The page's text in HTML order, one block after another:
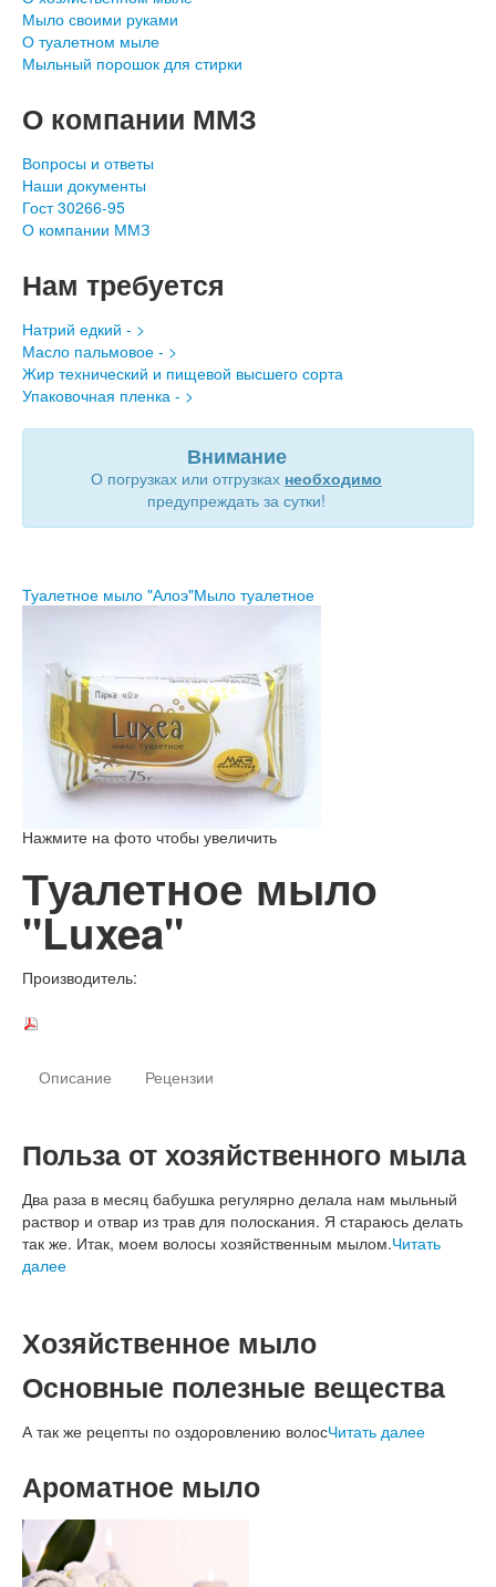
Мыло своими руками
О туалетном мыле
Мыльный порошок для стирки
О компании ММЗ
Вопросы и ответы
Наши документы
Гост 30266-95
О компании ММЗ
Нам требуется
Натрий едкий - >
Масло пальмовое - >
Жир технический и пищевой высшего сорта
Упаковочная пленка - >
Внимание
О погрузках или отгрузках необходимо
предупреждать за сутки!
Туалетное мыло "Алоэ"Мыло туалетное
Нажмите на фото чтобы увеличить
Туалетное мыло
"Luxea"
Производитель:
Описание Рецензии
Польза от хозяйственного мыла
Два раза в месяц бабушка регулярно делала нам мыльный
раствор и отвар из трав для полоскания. Я стараюсь делать
так же. Итак, моем волосы хозяйственным мылом.Читать
далее
Хозяйственное мыло
Основные полезные вещества
А так же рецепты по оздоровлению волосЧитать далее
Ароматное мыло